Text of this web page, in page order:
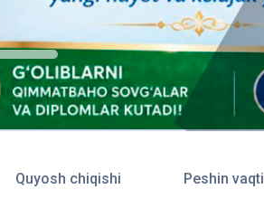
Quyosh chiqishi Peshin vaqti